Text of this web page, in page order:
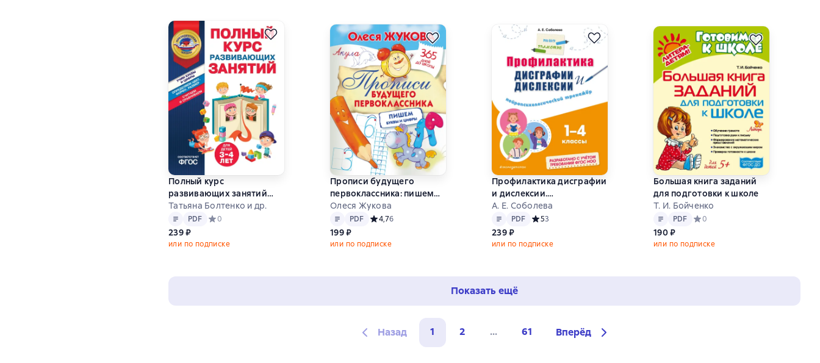
Полный курс
развивающих занятий
для детей 3-4 лет
Татьяна Болтенко и др.
Текст PDF
PDF Средний рейтинг 0 на основе 0 оценок
0
239 ₽
или по подписке
Прописи будущего
первоклассника: пишем
буквы и цифры
Олеся Жукова
Текст PDF
PDF Средний рейтинг 4,7 на основе 6 оценок
4,76
199 ₽
или по подписке
Профилактика дисграфии
и дислексии.
Нейропсихологический
тренажёр. 1–4 классы
А. Е. Соболева
Текст PDF
PDF Средний рейтинг 5 на основе 3 оценок
53
239 ₽
или по подписке
Большая книга заданий
для подготовки к школе
Т. И. Бойченко
Текст PDF
PDF Средний рейтинг 0 на основе 0
0
190 ₽
или по подписке
Показать ещё
Назад 1 2 ... 61 Вперёд